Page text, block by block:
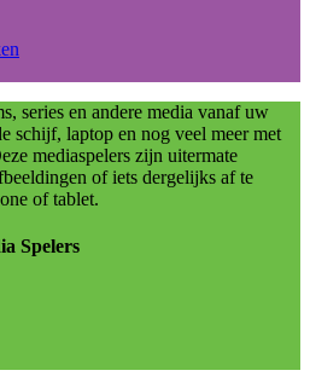
series en andere media vanaf uw
schijf, laptop en nog veel meer met
mediaspelers zijn uitermate
of iets dergelijks af te
of tablet.
Spelers